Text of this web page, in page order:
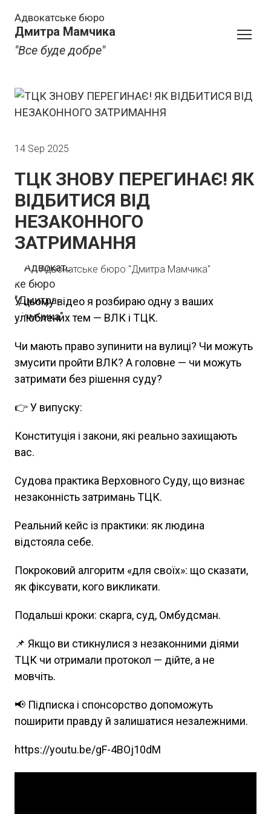
Адвокатське бюро
Дмитра Мамчика
"Все буде добре"
14 Sep 2025
ТЦК ЗНОВУ ПЕРЕГИНАЄ! ЯК
ВІДБИТИСЯ ВІД
НЕЗАКОННОГО
ЗАТРИМАННЯ
Адвокатське бюро "Дмитра Мамчика"
У цьому відео я розбираю одну з ваших
улюблених тем — ВЛК і ТЦК.
Чи мають право зупинити на вулиці? Чи можуть
змусити пройти ВЛК? А головне — чи можуть
затримати без рішення суду?
👉 У випуску:
Конституція і закони, які реально захищають
вас.
Судова практика Верховного Суду, що визнає
незаконність затримань ТЦК.
Реальний кейс із практики: як людина
відстояла себе.
Покроковий алгоритм «для своїх»: що сказати,
як фіксувати, кого викликати.
Подальші кроки: скарга, суд, Омбудсман.
📌 Якщо ви стикнулися з незаконними діями
ТЦК чи отримали протокол — дійте, а не
мовчіть.
📢 Підписка і спонсорство допоможуть
поширити правду й залишатися незалежними.
https://youtu.be/gF-4BOj10dM